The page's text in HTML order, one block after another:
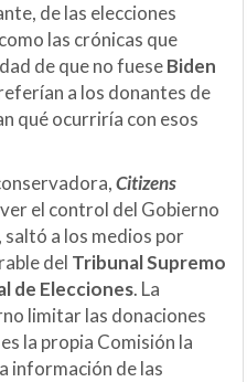
de las elecciones
las crónicas que
de que no fueseBiden
a los donantes de
qué ocurriría con esos
Citizens
el control del Gobierno
saltó a los medios por
del Tribunal Supremo
de Elecciones. La
limitar las donaciones
la propia Comisión la
información de las